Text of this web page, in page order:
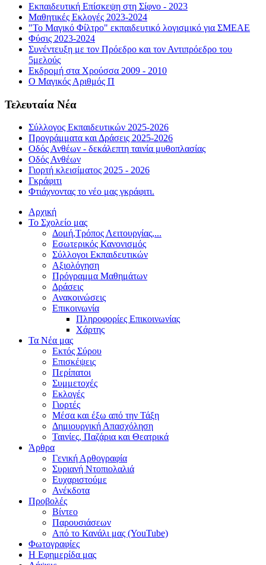
Εκπαιδευτική Επίσκεψη στη Σίφνο - 2023
Μαθητικές Εκλογές 2023-2024
"Το Μαγικό Φίλτρο" εκπαιδευτικό λογισμικό για ΣΜΕΑΕ
Φύσις 2023-2024
Συνέντευξη με τον Πρόεδρο και τον Αντιπρόεδρο του
5μελούς
Εκδρομή στα Χρούσσα 2009 - 2010
Ο Μαγικός Αριθμός Π
Τελευταία Νέα
Σύλλογος Εκπαιδευτικών 2025-2026
Προγράμματα και Δράσεις 2025-2026
Οδός Ανθέων - δεκάλεπτη ταινία μυθοπλασίας
Οδός Ανθέων
Γιορτή κλεισίματος 2025 - 2026
Γκράφιτι
Φτιάχνοντας το νέο μας γκράφιτι.
Αρχική
Το Σχολείο μας
Δομή,Τρόπος Λειτουργίας,...
Εσωτερικός Κανονισμός
Σύλλογοι Εκπαιδευτικών
Αξιολόγηση
Πρόγραμμα Μαθημάτων
Δράσεις
Ανακοινώσεις
Επικοινωνία
Πληροφορίες Επικοινωνίας
Χάρτης
Τα Νέα μας
Εκτός Σύρου
Επισκέψεις
Περίπατοι
Συμμετοχές
Εκλογές
Γιορτές
Μέσα και έξω από την Τάξη
Δημιουργική Απασχόληση
Ταινίες, Παζάρια και Θεατρικά
Άρθρα
Γενική Αρθογραφία
Συριανή Ντοπιολαλιά
Ευχαριστούμε
Ανέκδοτα
Προβολές
Βίντεο
Παρουσιάσεων
Από το Κανάλι μας (YouTube)
Φωτογραφίες
Η Εφημερίδα μας